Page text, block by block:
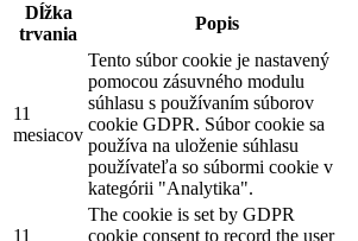
Dĺžka
trvania
Popis
11
mesiacov
Tento súbor cookie je nastavený
pomocou zásuvného modulu
súhlasu s používaním súborov
cookie GDPR. Súbor cookie sa
používa na uloženie súhlasu
používateľa so súbormi cookie v
kategórii "Analytika".
11
The cookie is set by GDPR
cookie consent to record the user